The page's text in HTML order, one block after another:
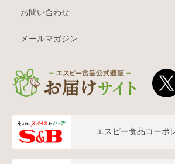
お問い合わせ
メールマガジン
エスビー食品コーポ